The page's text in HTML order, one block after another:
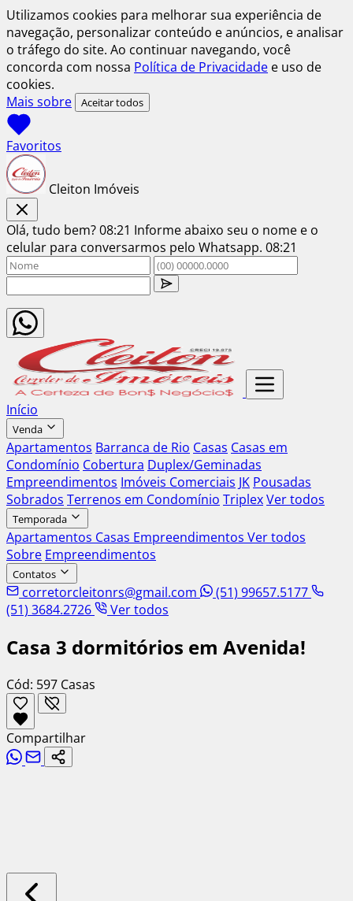
Utilizamos cookies para melhorar sua experiência de
navegação, personalizar conteúdo e anúncios, e analisar
o tráfego do site. Ao continuar navegando, você
concorda com nossa Política de Privacidade e uso de
cookies.
Mais sobre
Aceitar todos
Favoritos
Cleiton Imóveis
Olá, tudo bem?08:21 Informe abaixo seu o nome e o
celular para conversarmos pelo Whatsapp. 08:21
Início
Venda
Apartamentos Barranca de Rio Casas Casas em
Condomínio Cobertura Duplex/Geminadas
Empreendimentos Imóveis Comerciais JK Pousadas
Sobrados Terrenos em Condomínio TriplexVer todos
Temporada
Apartamentos Casas Empreendimentos Ver todos
Sobre Empreendimentos
Contatos
corretorcleitonrs@gmail.com
(51) 99657.5177
(51) 3684.2726
Ver todos
Casa 3 dormitórios em Avenida!
Cód: 597 Casas
Compartilhar